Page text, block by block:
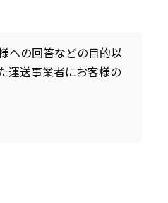
への回答などの目的以
運送事業者にお客様の